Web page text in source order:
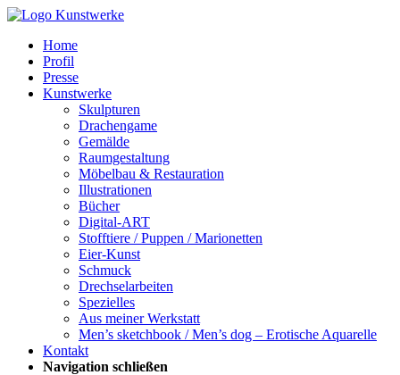
Home
Profil
Presse
Kunstwerke
Skulpturen
Drachengame
Gemälde
Raumgestaltung
Möbelbau & Restauration
Illustrationen
Bücher
Digital-ART
Stofftiere / Puppen / Marionetten
Eier-Kunst
Schmuck
Drechselarbeiten
Spezielles
Aus meiner Werkstatt
Men’s sketchbook / Men’s dog – Erotische Aquarelle
Kontakt
Navigation schließen